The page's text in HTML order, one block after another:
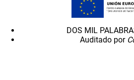
DOS MIL
Auditado por